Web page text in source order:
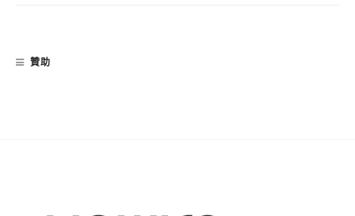
贊助